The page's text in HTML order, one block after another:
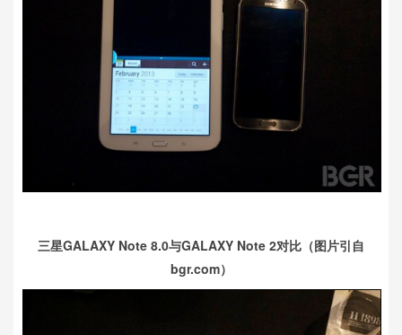
三星GALAXY Note 8.0与GALAXY Note 2对比（图片引自
bgr.com）